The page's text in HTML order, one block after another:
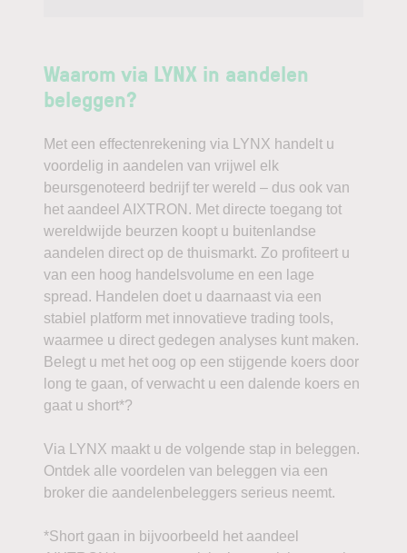
Waarom via LYNX in aandelen
beleggen?
Met een effectenrekening via LYNX handelt u
voordelig in aandelen van vrijwel elk
beursgenoteerd bedrijf ter wereld – dus ook van
het aandeel AIXTRON. Met directe toegang tot
wereldwijde beurzen koopt u buitenlandse
aandelen direct op de thuismarkt. Zo profiteert u
van een hoog handelsvolume en een lage
spread. Handelen doet u daarnaast via een
stabiel platform met innovatieve trading tools,
waarmee u direct gedegen analyses kunt maken.
Belegt u met het oog op een stijgende koers door
long te gaan, of verwacht u een dalende koers en
gaat u short*?
Via LYNX maakt u de volgende stap in beleggen.
Ontdek alle voordelen van beleggen via een
broker die aandelenbeleggers serieus neemt.
*Short gaan in bijvoorbeeld het aandeel